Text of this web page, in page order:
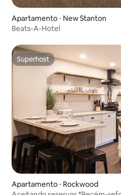
Apartamento ⋅ New Stanton
Beats-A-Hotel
Superhost
Superhost
Apartamento ⋅ Rockwood